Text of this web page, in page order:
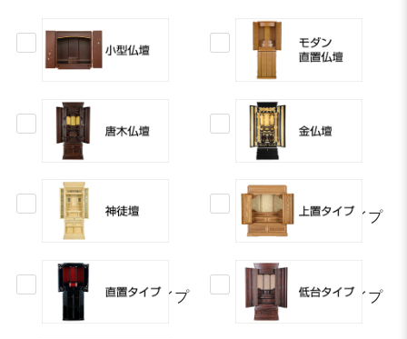
上置タイプ
直置タイプ 低台タイプ